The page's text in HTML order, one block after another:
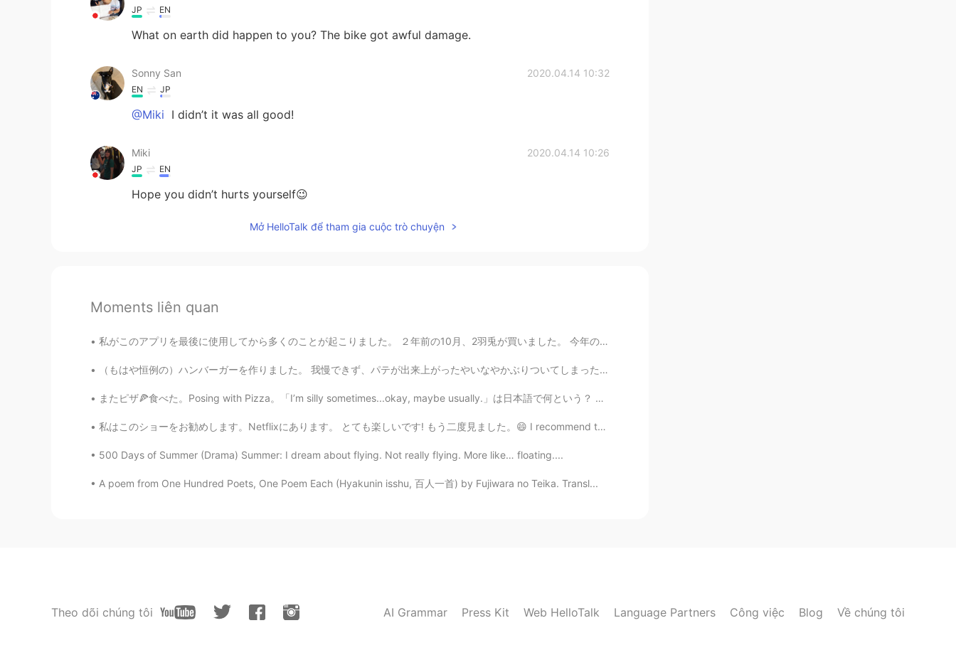
JP EN
What on earth did happen to you? The bike got awful damage.
Sonny San 2020.04.14 10:32
EN JP
@Miki I didn’t it was all good!
Miki 2020.04.14 10:26
JP EN
Hope you didn’t hurts yourself😉
Mở HelloTalk để tham gia cuộc trò chuyện
Moments liên quan
私がこのアプリを最後に使用してから多くのことが起こりました。 ２年前の10月、2羽兎が買いました。 今年の１月、大学を卒業しました。それに、前の犬が亡くなりました。とても悲しかったです。 ...
（もはや恒例の）ハンバーガーを作りました。 我慢できず、パテが出来上がったやいなやかぶりついてしまったので、そこらへんに散らばってる胡麻と秘伝ソース（ただのマヨケチャップ）は見て見ぬふりしましょ...
またピザ🍕食べた。Posing with Pizza。「I’m silly sometimes...okay, maybe usually.」は日本語で何という？ 東京ミッドタウンの夕方花見は...
私はこのショーをお勧めします。Netflixにあります。 とても楽しいです! もう二度見ました。😄 I recommend this show. It’s on Netflix. I real...
500 Days of Summer (Drama) Summer: I dream about flying. Not really flying. More like… floating....
A poem from One Hundred Poets, One Poem Each (Hyakunin isshu, 百人一首) by Fujiwara no Teika. Transl...
Theo dõi chúng tôi AI Grammar Press Kit Web HelloTalk Language Partners Công việc Blog Về chúng tôi